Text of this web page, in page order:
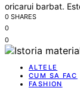
oricarui barbat.
0 SHARES
0
0
ALTELE
CUM SA FAC
FASHION